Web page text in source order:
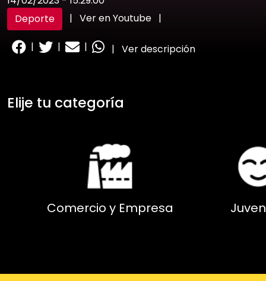
Deporte
| Ver en Youtube |
| | | | Ver descripción
Elije tu categoría
Comercio y Empresa